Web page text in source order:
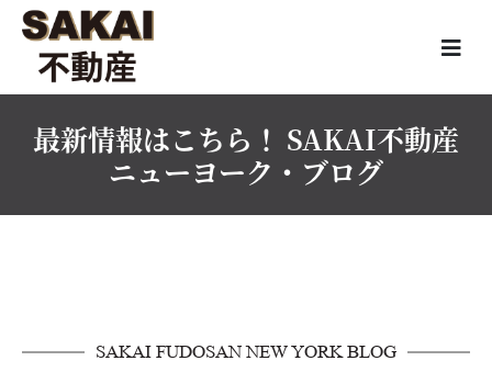
最新情報はこちら！ SAKAI不動産
ニューヨーク・ブログ
SAKAI FUDOSAN NEW YORK BLOG